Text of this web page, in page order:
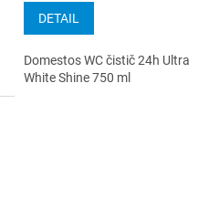
DETAIL
Domestos WC čistič 24h Ultra
White Shine 750 ml